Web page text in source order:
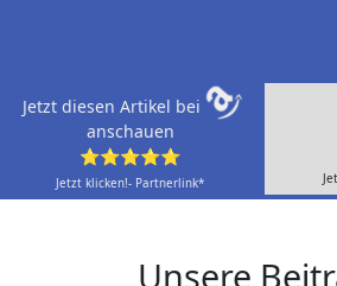
Jetzt diesen Artikel bei
anschauen
⭐⭐⭐⭐⭐
Jetzt klicken!- Partnerlink*
Unsere